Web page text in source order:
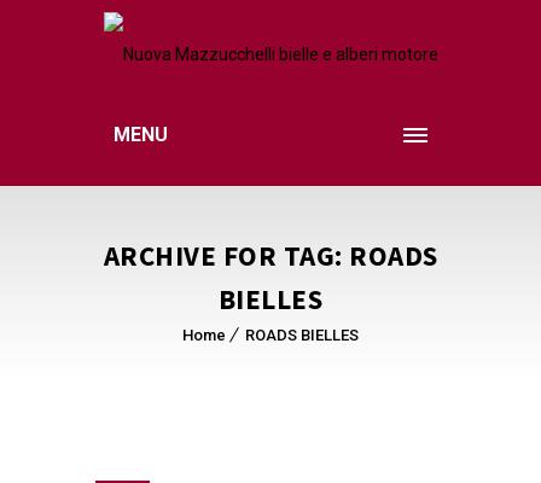
MENU
ARCHIVE FOR TAG: ROADS
BIELLES
Home ROADS BIELLES